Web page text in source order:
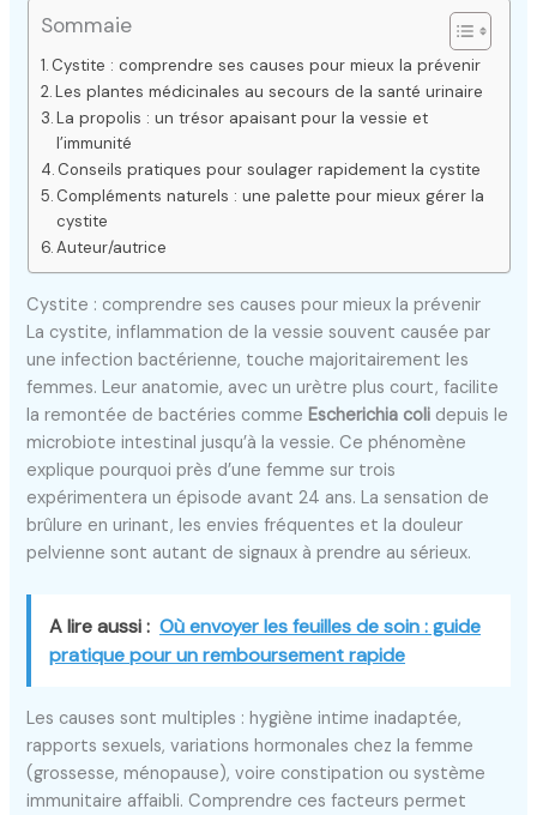
Sommaie
Cystite : comprendre ses causes pour mieux la prévenir
Les plantes médicinales au secours de la santé urinaire
La propolis : un trésor apaisant pour la vessie et
l’immunité
Conseils pratiques pour soulager rapidement la cystite
Compléments naturels : une palette pour mieux gérer la
cystite
Auteur/autrice
Cystite : comprendre ses causes pour mieux la prévenir
La cystite, inflammation de la vessie souvent causée par
une infection bactérienne, touche majoritairement les
femmes. Leur anatomie, avec un urètre plus court, facilite
la remontée de bactéries commeEscherichia coli depuis le
microbiote intestinal jusqu’à la vessie. Ce phénomène
explique pourquoi près d’une femme sur trois
expérimentera un épisode avant 24 ans. La sensation de
brûlure en urinant, les envies fréquentes et la douleur
pelvienne sont autant de signaux à prendre au sérieux.
A lire aussi : Où envoyer les feuilles de soin : guide
pratique pour un remboursement rapide
Les causes sont multiples : hygiène intime inadaptée,
rapports sexuels, variations hormonales chez la femme
(grossesse, ménopause), voire constipation ou système
immunitaire affaibli. Comprendre ces facteurs permet